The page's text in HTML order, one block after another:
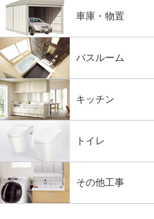
車庫・物置
バスルーム
キッチン
トイレ
その他工事